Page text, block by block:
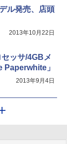
ル発売、店頭
2013年10月22日
ッサ/4GBメ
Paperwhite」
2013年9月4日